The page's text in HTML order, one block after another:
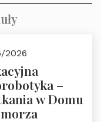
2026
–
w Domu